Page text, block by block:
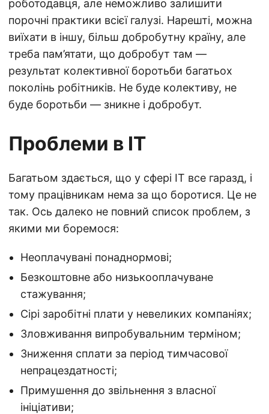
роботодавця, але неможливо залишити
порочні практики всієї галузі. Нарешті, можна
виїхати в іншу, більш добробутну країну, але
треба пам’ятати, що добробут там —
результат колективної боротьби багатьох
поколінь робітників. Не буде колективу, не
буде боротьби — зникне і добробут.
Проблеми в ІТ
Багатьом здається, що у сфері ІТ все гаразд, і
тому працівникам нема за що боротися. Це не
так. Ось далеко не повний список проблем, з
якими ми боремося:
Неоплачувані понаднормові;
Безкоштовне або низькооплачуване
стажування;
Сірі заробітні плати у невеликих компаніях;
Зловживання випробувальним терміном;
Зниження сплати за період тимчасової
непрацездатності;
Примушення до звільнення з власної
ініціативи;